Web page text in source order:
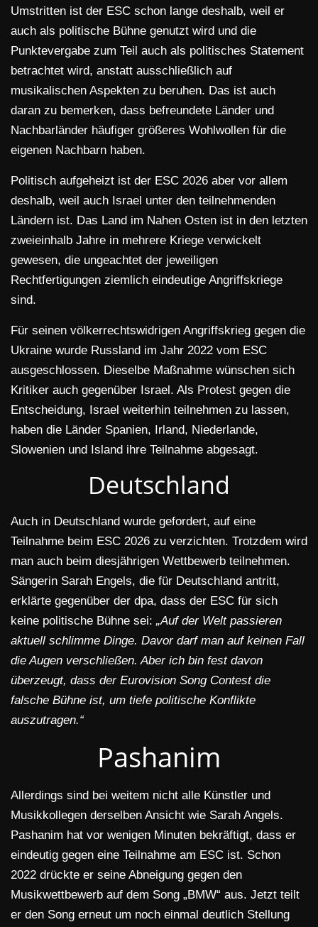
Umstritten ist der ESC schon lange deshalb, weil er
auch als politische Bühne genutzt wird und die
Punktevergabe zum Teil auch als politisches Statement
betrachtet wird, anstatt ausschließlich auf
musikalischen Aspekten zu beruhen. Das ist auch
daran zu bemerken, dass befreundete Länder und
Nachbarländer häufiger größeres Wohlwollen für die
eigenen Nachbarn haben.
Politisch aufgeheizt ist der ESC 2026 aber vor allem
deshalb, weil auch Israel unter den teilnehmenden
Ländern ist. Das Land im Nahen Osten ist in den letzten
zweieinhalb Jahre in mehrere Kriege verwickelt
gewesen, die ungeachtet der jeweiligen
Rechtfertigungen ziemlich eindeutige Angriffskriege
sind.
Für seinen völkerrechtswidrigen Angriffskrieg gegen die
Ukraine wurde Russland im Jahr 2022 vom ESC
ausgeschlossen. Dieselbe Maßnahme wünschen sich
Kritiker auch gegenüber Israel. Als Protest gegen die
Entscheidung, Israel weiterhin teilnehmen zu lassen,
haben die Länder Spanien, Irland, Niederlande,
Slowenien und Island ihre Teilnahme abgesagt.
Deutschland
Auch in Deutschland wurde gefordert, auf eine
Teilnahme beim ESC 2026 zu verzichten. Trotzdem wird
man auch beim diesjährigen Wettbewerb teilnehmen.
Sängerin Sarah Engels, die für Deutschland antritt,
erklärte gegenüber der dpa, dass der ESC für sich
keine politische Bühne sei: „Auf der Welt passieren
aktuell schlimme Dinge. Davor darf man auf keinen Fall
die Augen verschließen. Aber ich bin fest davon
überzeugt, dass der Eurovision Song Contest die
falsche Bühne ist, um tiefe politische Konflikte
auszutragen.“
Pashanim
Allerdings sind bei weitem nicht alle Künstler und
Musikkollegen derselben Ansicht wie Sarah Angels.
Pashanim hat vor wenigen Minuten bekräftigt, dass er
eindeutig gegen eine Teilnahme am ESC ist. Schon
2022 drückte er seine Abneigung gegen den
Musikwettbewerb auf dem Song „BMW“ aus. Jetzt teilt
er den Song erneut um noch einmal deutlich Stellung